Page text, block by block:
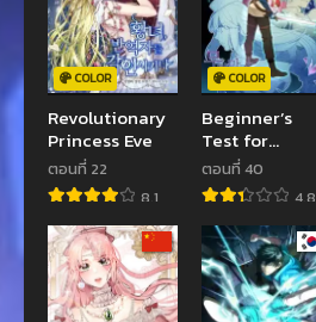
COLOR
Revolutionary
Princess Eve
ตอนที่ 22
8.1
COLOR
Beginner’s
Test for
Infinite Power
ตอนที่ 40
4.8